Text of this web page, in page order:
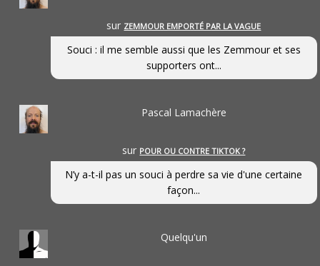
sur ZEMMOUR EMPORTÉ PAR LA VAGUE
Souci : il me semble aussi que les Zemmour et ses
supporters ont...
Pascal Lamachère
sur POUR OU CONTRE TIKTOK ?
N’y a-t-il pas un souci à perdre sa vie d'une certaine
façon...
Quelqu'un